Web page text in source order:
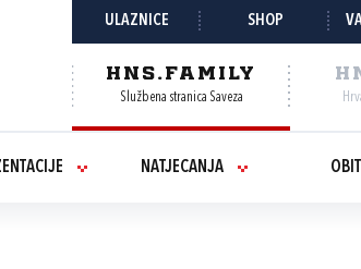
ULAZNICE SHOP
HNS.FAMILY
Službena stranica Saveza
NATJECANJA